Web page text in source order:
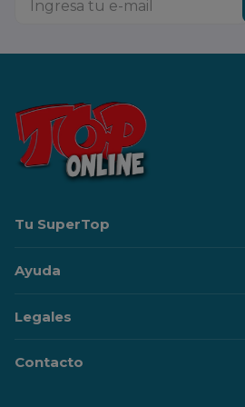
Tu SuperTop
Ayuda
Legales
Contacto